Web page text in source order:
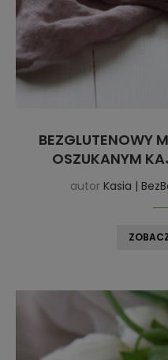
BEZGLUTENOWY
OSZUKANYM
autor Kasia |